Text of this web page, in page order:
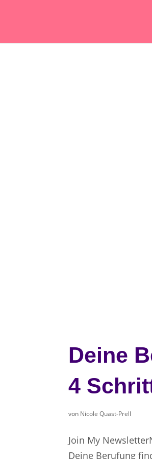
Deine
4
von Nicole Quast-Prell
Join My
Deine Berufung